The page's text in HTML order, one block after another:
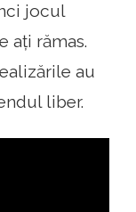
jocul
ați rămas.
au
liber.